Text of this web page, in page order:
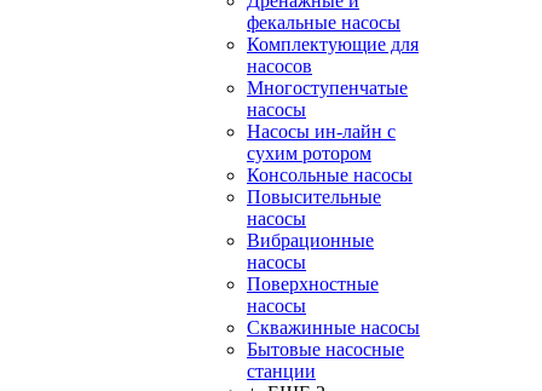
фекальные насосы
Комплектующие для
насосов
Многоступенчатые
насосы
Насосы ин-лайн с
сухим ротором
Консольные насосы
Повысительные
насосы
Вибрационные
насосы
Поверхностные
насосы
Скважинные насосы
Бытовые насосные
станции